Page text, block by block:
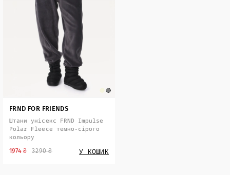
FRND FOR FRIENDS
Штани унісекс FRND Impulse
Polar Fleece темно-сірого
кольору
3290 ₴
1974 ₴ У КОШИК